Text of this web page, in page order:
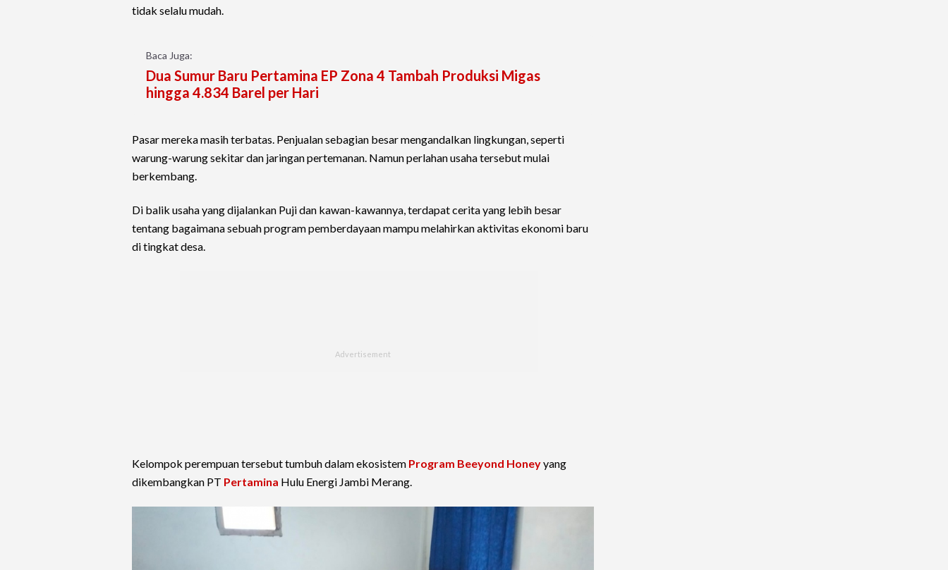
tidak selalu mudah.
Baca Juga:
Dua Sumur Baru Pertamina EP Zona 4 Tambah Produksi Migas
hingga 4.834 Barel per Hari
Pasar mereka masih terbatas. Penjualan sebagian besar mengandalkan lingkungan, seperti
warung-warung sekitar dan jaringan pertemanan. Namun perlahan usaha tersebut mulai
berkembang.
Di balik usaha yang dijalankan Puji dan kawan-kawannya, terdapat cerita yang lebih besar
tentang bagaimana sebuah program pemberdayaan mampu melahirkan aktivitas ekonomi baru
di tingkat desa.
Kelompok perempuan tersebut tumbuh dalam ekosistem Program Beeyond Honeyyang
dikembangkan PT Pertamina Hulu Energi Jambi Merang.